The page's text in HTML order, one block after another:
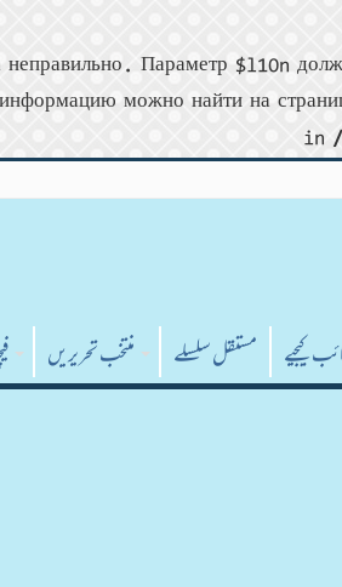
Параметр $l10n
можно найти на
in
منتخب تحریریں مستقل سلسلے کیجیے